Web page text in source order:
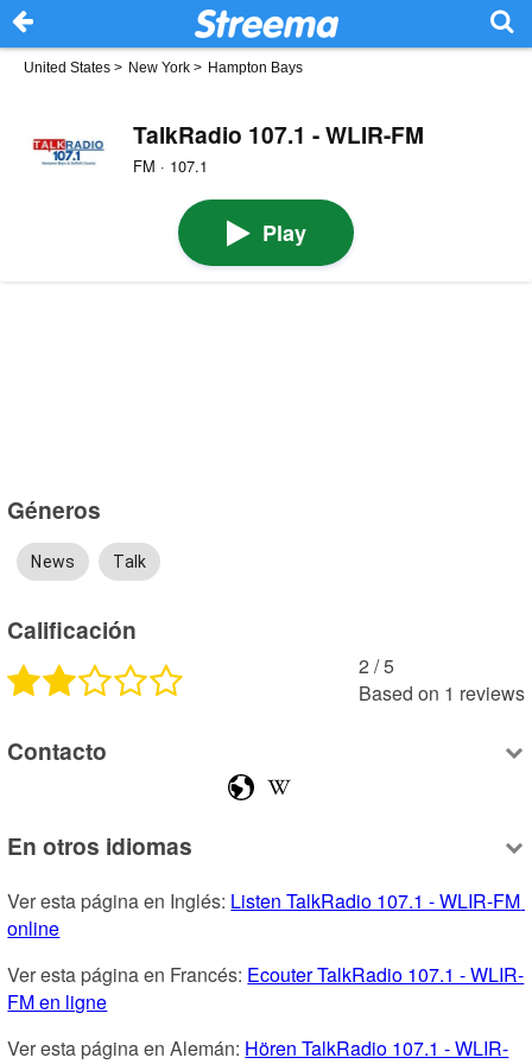
United States > New York > Hampton Bays
TalkRadio 107.1 - WLIR-FM
FM · 107.1
Play
Géneros
News Talk
Calificación
2 /5
Based on 1 reviews
Contacto
En otros idiomas
Ver esta página en Inglés: Listen TalkRadio 107.1 - WLIR-FM
online
Ver esta página en Francés: Ecouter TalkRadio 107.1 - WLIR-
FM en ligne
Ver esta página en Alemán: Hören TalkRadio 107.1 - WLIR-